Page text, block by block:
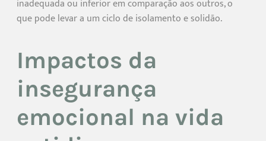
inadequada ou inferior em comparação aos outros, o
que pode levar a um ciclo de isolamento e solidão.
Impactos da
insegurança
emocional na vida